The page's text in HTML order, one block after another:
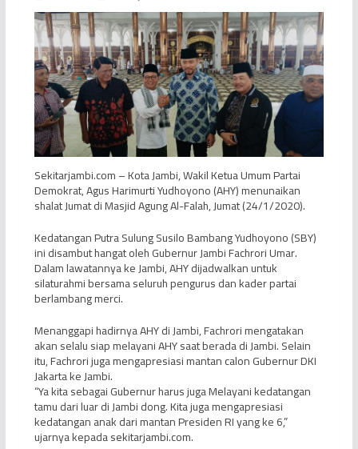
Sekitarjambi.com – Kota Jambi, Wakil Ketua Umum Partai
Demokrat, Agus Harimurti Yudhoyono (AHY) menunaikan
shalat Jumat di Masjid Agung Al-Falah, Jumat (24/1/2020).
Kedatangan Putra Sulung Susilo Bambang Yudhoyono (SBY)
ini disambut hangat oleh Gubernur Jambi Fachrori Umar.
Dalam lawatannya ke Jambi, AHY dijadwalkan untuk
silaturahmi bersama seluruh pengurus dan kader partai
berlambang merci.
Menanggapi hadirnya AHY di Jambi, Fachrori mengatakan
akan selalu siap melayani AHY saat berada di Jambi. Selain
itu, Fachrori juga mengapresiasi mantan calon Gubernur DKI
Jakarta ke Jambi.
“Ya kita sebagai Gubernur harus juga Melayani kedatangan
tamu dari luar di Jambi dong. Kita juga mengapresiasi
kedatangan anak dari mantan Presiden RI yang ke 6,”
ujarnya kepada sekitarjambi.com.